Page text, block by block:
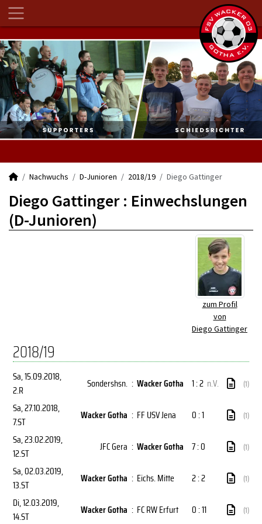
Nachwuchs D-Junioren 2018/19 Diego Gattinger
Diego Gattinger : Einwechslungen
(D-Junioren)
zum Profil
von
Diego Gattinger
2018/19
Sa, 15.09.2018,
2.R
Sondershsn. : Wacker Gotha 1 : 2 n.V. (1)
Sa, 27.10.2018,
7.ST
Wacker Gotha : FF USV Jena 0 : 1 (1)
Sa, 23.02.2019,
12.ST
JFC Gera : Wacker Gotha 7 : 0 (1)
Sa, 02.03.2019,
13.ST
Wacker Gotha : Eichs. Mitte 2 : 2 (1)
Di, 12.03.2019,
14.ST
Wacker Gotha : FC RW Erfurt 0 : 11 (1)